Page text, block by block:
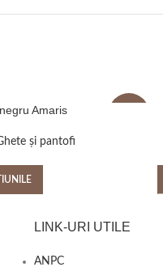
Amaris
și pantofi
LINK-URI UTILE
ANPC